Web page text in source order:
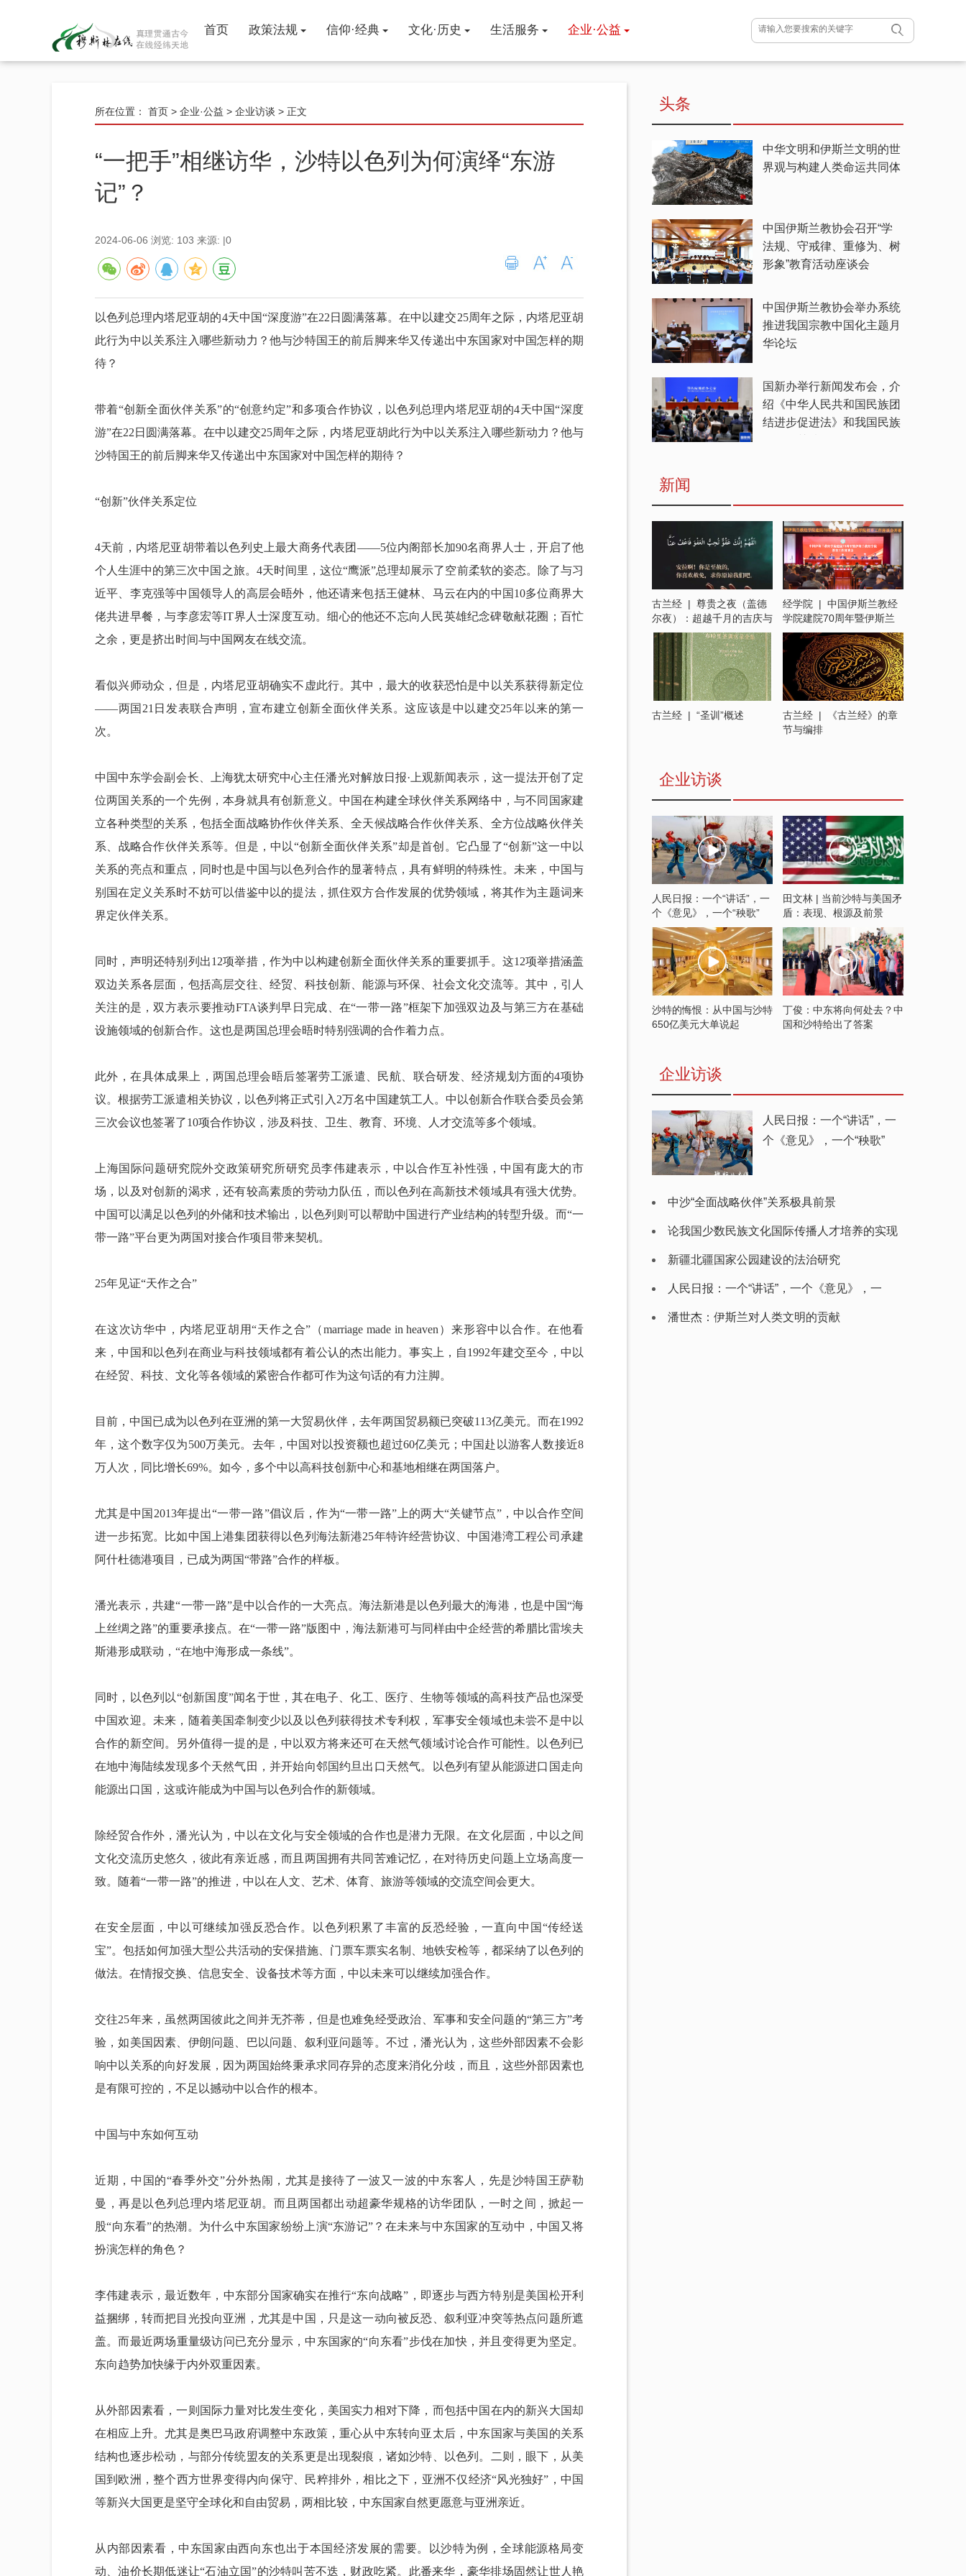
首页 政策法规
伊协动态
学术研究
信仰·经典
教律教规
文化·历史
民族医药
生活服务
健康生活
企业·公益
所在位置： 首页 > 企业·公益 > 企业访谈 > 正文
“一把手”相继访华，沙特以色列为何演绎“东游
记”？
2024-06-06 浏览: 103 来源: |0
以色列总理内塔尼亚胡的4天中国“深度游”在22日圆满落幕。在中以建交25周年之际，内塔尼亚胡
此行为中以关系注入哪些新动力？他与沙特国王的前后脚来华又传递出中东国家对中国怎样的期
待？
带着“创新全面伙伴关系”的“创意约定”和多项合作协议，以色列总理内塔尼亚胡的4天中国“深度
游”在22日圆满落幕。在中以建交25周年之际，内塔尼亚胡此行为中以关系注入哪些新动力？他与
沙特国王的前后脚来华又传递出中东国家对中国怎样的期待？
“创新”伙伴关系定位
4天前，内塔尼亚胡带着以色列史上最大商务代表团——5位内阁部长加90名商界人士，开启了他
个人生涯中的第三次中国之旅。4天时间里，这位“鹰派”总理却展示了空前柔软的姿态。除了与习
近平、李克强等中国领导人的高层会晤外，他还请来包括王健林、马云在内的中国10多位商界大
佬共进早餐，与李彦宏等IT界人士深度互动。细心的他还不忘向人民英雄纪念碑敬献花圈；百忙
之余，更是挤出时间与中国网友在线交流。
看似兴师动众，但是，内塔尼亚胡确实不虚此行。其中，最大的收获恐怕是中以关系获得新定位
——两国21日发表联合声明，宣布建立创新全面伙伴关系。这应该是中以建交25年以来的第一
次。
中国中东学会副会长、上海犹太研究中心主任潘光对解放日报·上观新闻表示，这一提法开创了定
位两国关系的一个先例，本身就具有创新意义。中国在构建全球伙伴关系网络中，与不同国家建
立各种类型的关系，包括全面战略协作伙伴关系、全天候战略合作伙伴关系、全方位战略伙伴关
系、战略合作伙伴关系等。但是，中以“创新全面伙伴关系”却是首创。它凸显了“创新”这一中以
关系的亮点和重点，同时也是中国与以色列合作的显著特点，具有鲜明的特殊性。未来，中国与
别国在定义关系时不妨可以借鉴中以的提法，抓住双方合作发展的优势领域，将其作为主题词来
界定伙伴关系。
同时，声明还特别列出12项举措，作为中以构建创新全面伙伴关系的重要抓手。这12项举措涵盖
双边关系各层面，包括高层交往、经贸、科技创新、能源与环保、社会文化交流等。其中，引人
关注的是，双方表示要推动FTA谈判早日完成、在“一带一路”框架下加强双边及与第三方在基础
设施领域的创新合作。这也是两国总理会晤时特别强调的合作着力点。
此外，在具体成果上，两国总理会晤后签署劳工派遣、民航、联合研发、经济规划方面的4项协
议。根据劳工派遣相关协议，以色列将正式引入2万名中国建筑工人。中以创新合作联合委员会第
三次会议也签署了10项合作协议，涉及科技、卫生、教育、环境、人才交流等多个领域。
上海国际问题研究院外交政策研究所研究员李伟建表示，中以合作互补性强，中国有庞大的市
场，以及对创新的渴求，还有较高素质的劳动力队伍，而以色列在高新技术领域具有强大优势。
中国可以满足以色列的外储和技术输出，以色列则可以帮助中国进行产业结构的转型升级。而“一
带一路”平台更为两国对接合作项目带来契机。
25年见证“天作之合”
在这次访华中，内塔尼亚胡用“天作之合”（marriage made in heaven）来形容中以合作。在他看
来，中国和以色列在商业与科技领域都有着公认的杰出能力。事实上，自1992年建交至今，中以
在经贸、科技、文化等各领域的紧密合作都可作为这句话的有力注脚。
目前，中国已成为以色列在亚洲的第一大贸易伙伴，去年两国贸易额已突破113亿美元。而在1992
年，这个数字仅为500万美元。去年，中国对以投资额也超过60亿美元；中国赴以游客人数接近8
万人次，同比增长69%。如今，多个中以高科技创新中心和基地相继在两国落户。
尤其是中国2013年提出“一带一路”倡议后，作为“一带一路”上的两大“关键节点”，中以合作空间
进一步拓宽。比如中国上港集团获得以色列海法新港25年特许经营协议、中国港湾工程公司承建
阿什杜德港项目，已成为两国“带路”合作的样板。
潘光表示，共建“一带一路”是中以合作的一大亮点。海法新港是以色列最大的海港，也是中国“海
上丝绸之路”的重要承接点。在“一带一路”版图中，海法新港可与同样由中企经营的希腊比雷埃夫
斯港形成联动，“在地中海形成一条线”。
同时，以色列以“创新国度”闻名于世，其在电子、化工、医疗、生物等领域的高科技产品也深受
中国欢迎。未来，随着美国牵制变少以及以色列获得技术专利权，军事安全领域也未尝不是中以
合作的新空间。另外值得一提的是，中以双方将来还可在天然气领域讨论合作可能性。以色列已
在地中海陆续发现多个天然气田，并开始向邻国约旦出口天然气。以色列有望从能源进口国走向
能源出口国，这或许能成为中国与以色列合作的新领域。
除经贸合作外，潘光认为，中以在文化与安全领域的合作也是潜力无限。在文化层面，中以之间
文化交流历史悠久，彼此有亲近感，而且两国拥有共同苦难记忆，在对待历史问题上立场高度一
致。随着“一带一路”的推进，中以在人文、艺术、体育、旅游等领域的交流空间会更大。
在安全层面，中以可继续加强反恐合作。以色列积累了丰富的反恐经验，一直向中国“传经送
宝”。包括如何加强大型公共活动的安保措施、门票车票实名制、地铁安检等，都采纳了以色列的
做法。在情报交换、信息安全、设备技术等方面，中以未来可以继续加强合作。
交往25年来，虽然两国彼此之间并无芥蒂，但是也难免经受政治、军事和安全问题的“第三方”考
验，如美国因素、伊朗问题、巴以问题、叙利亚问题等。不过，潘光认为，这些外部因素不会影
响中以关系的向好发展，因为两国始终秉承求同存异的态度来消化分歧，而且，这些外部因素也
是有限可控的，不足以撼动中以合作的根本。
中国与中东如何互动
近期，中国的“春季外交”分外热闹，尤其是接待了一波又一波的中东客人，先是沙特国王萨勒
曼，再是以色列总理内塔尼亚胡。而且两国都出动超豪华规格的访华团队，一时之间，掀起一
股“向东看”的热潮。为什么中东国家纷纷上演“东游记”？在未来与中东国家的互动中，中国又将
扮演怎样的角色？
李伟建表示，最近数年，中东部分国家确实在推行“东向战略”，即逐步与西方特别是美国松开利
益捆绑，转而把目光投向亚洲，尤其是中国，只是这一动向被反恐、叙利亚冲突等热点问题所遮
盖。而最近两场重量级访问已充分显示，中东国家的“向东看”步伐在加快，并且变得更为坚定。
东向趋势加快缘于内外双重因素。
从外部因素看，一则国际力量对比发生变化，美国实力相对下降，而包括中国在内的新兴大国却
在相应上升。尤其是奥巴马政府调整中东政策，重心从中东转向亚太后，中东国家与美国的关系
结构也逐步松动，与部分传统盟友的关系更是出现裂痕，诸如沙特、以色列。二则，眼下，从美
国到欧洲，整个西方世界变得内向保守、民粹排外，相比之下，亚洲不仅经济“风光独好”，中国
等新兴大国更是坚守全球化和自由贸易，两相比较，中东国家自然更愿意与亚洲亲近。
从内部因素看，中东国家由西向东也出于本国经济发展的需要。以沙特为例，全球能源格局变
动、油价长期低迷让“石油立国”的沙特叫苦不迭，财政吃紧。此番来华，豪华排场固然让世人艳
头条
中华文明和伊斯兰文明的世
界观与构建人类命运共同体
中国伊斯兰教协会召开“学
法规、守戒律、重修为、树
形象”教育活动座谈会
中国伊斯兰教协会举办系统
推进我国宗教中国化主题月
华论坛
国新办举行新闻发布会，介
绍《中华人民共和国民族团
结进步促进法》和我国民族
新闻
古兰经 | 尊贵之夜（盖德
尔夜）：超越千月的吉庆与
慈悯
经学院 | 中国伊斯兰教经
学院建院70周年暨伊斯兰
教经学院教育工作座谈会在
京举行
古兰经 | “圣训”概述
古兰经 | 《古兰经》的章
节与编排
企业访谈
人民日报：一个“讲话”，一
个《意见》，一个“秧歌”
田文林 | 当前沙特与美国矛
盾：表现、根源及前景
沙特的悔恨：从中国与沙特
650亿美元大单说起
丁俊：中东将向何处去？中
国和沙特给出了答案
企业访谈
人民日报：一个“讲话”，一
个《意见》，一个“秧歌”
中沙“全面战略伙伴”关系极具前景
论我国少数民族文化国际传播人才培养的实现
路径新疆北疆国家公园建设的法治研究
人民日报：一个“讲话”，一个《意见》，一
个“秧歌”
潘世杰：伊斯兰对人类文明的贡献